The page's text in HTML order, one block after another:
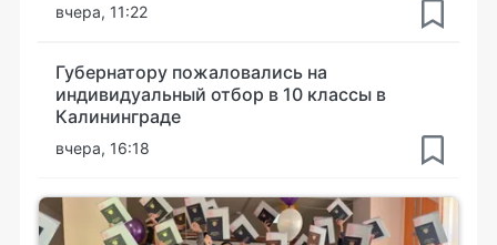
вчера, 11:22
Губернатору пожаловались на
индивидуальный отбор в 10 классы в
Калининграде
вчера, 16:18